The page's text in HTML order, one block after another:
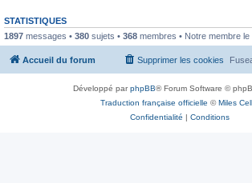
STATISTIQUES
1897 messages • 380 sujets • 368 membres • Notre membre
Accueil du forum Supprimer les cookies
Développé parphpBB® Forum Software ©
Traduction française officielle ©Miles
Confidentialité | Conditions